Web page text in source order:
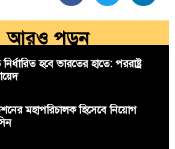
আরও পড়ুন
হবে ভারতের হাতে: পররাষ্ট্র
মহাপরিচালক হিসেবে নিয়োগ